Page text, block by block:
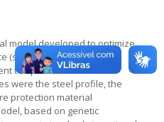
model developed to optimize
(steel-concrete) elements
temperature and fire
were the steel profile, the
protection material
based on genetic